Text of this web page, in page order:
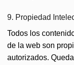
9. Propiedad
Todos los
de la web son
autorizados.